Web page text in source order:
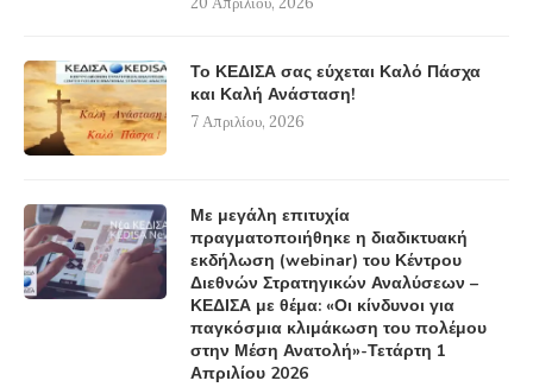
Το ΚΕΔΙΣΑ σας εύχεται Καλό Πάσχα
και Καλή Ανάσταση!
7 Απριλίου, 2026
Με μεγάλη επιτυχία
πραγματοποιήθηκε η διαδικτυακή
εκδήλωση (webinar) του Κέντρου
Διεθνών Στρατηγικών Αναλύσεων –
ΚΕΔΙΣΑ με θέμα: «Οι κίνδυνοι για
παγκόσμια κλιμάκωση του πολέμου
στην Μέση Ανατολή»-Τετάρτη 1
Απριλίου 2026